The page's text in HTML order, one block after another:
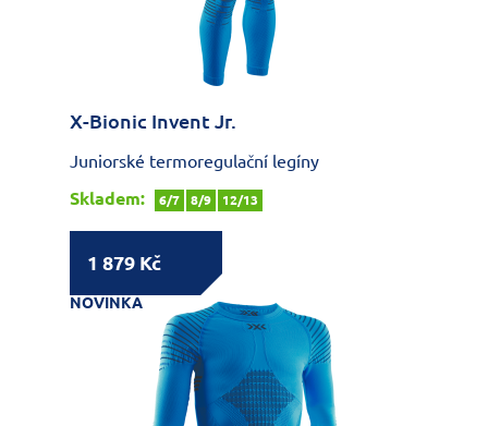
X-Bionic Invent Jr.
Juniorské termoregulační legíny
Skladem:
6/7 8/9 12/13
1 879 Kč
NOVINKA